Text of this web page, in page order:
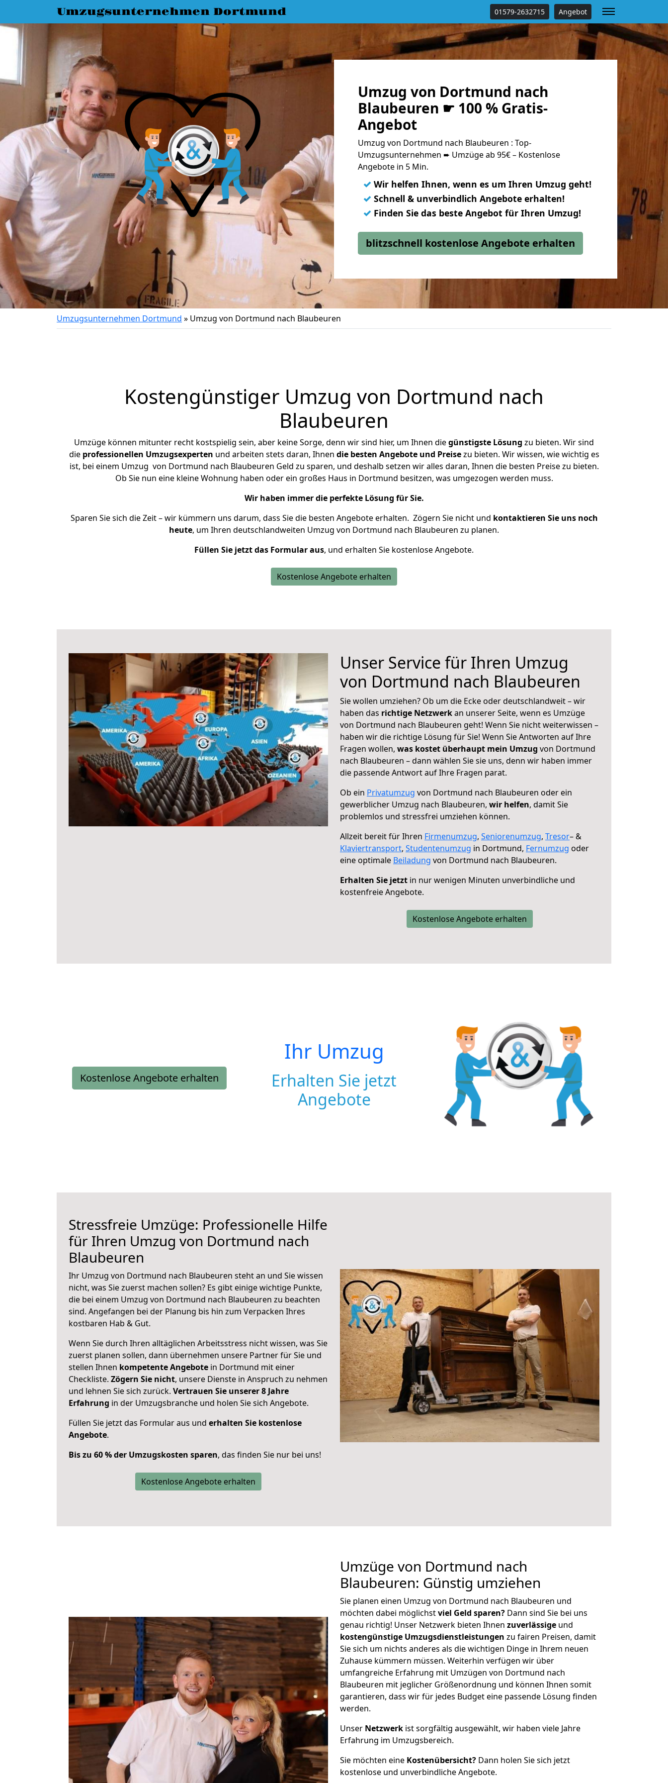
Umzugsunternehmen Dortmund 01579-2632715 Angebot
Umzug von Dortmund nach
Blaubeuren ☛ 100 % Gratis-
Angebot
Umzug von Dortmund nach Blaubeuren : Top-
Umzugsunternehmen ➨ Umzüge ab 95€ – Kostenlose
Angebote in 5 Min.
✓ Wir helfen Ihnen, wenn es um Ihren Umzug geht!
✓ Schnell & unverbindlich Angebote erhalten!
✓ Finden Sie das beste Angebot für Ihren Umzug!
blitzschnell kostenlose Angebote erhalten
Umzugsunternehmen Dortmund » Umzug von Dortmund nach Blaubeuren
Kostengünstiger Umzug von Dortmund nach
Blaubeuren
Umzüge können mitunter recht kostspielig sein, aber keine Sorge, denn wir sind hier, um Ihnen diegünstigste Lösung zu bieten. Wir sind
die professionellen Umzugsexperten und arbeiten stets daran, Ihnen die besten Angebote und Preisezu bieten. Wir wissen, wie wichtig es
ist, bei einem Umzug von Dortmund nach Blaubeuren Geld zu sparen, und deshalb setzen wir alles daran, Ihnen die besten Preise zu bieten.
Ob Sie nun eine kleine Wohnung haben oder ein großes Haus in Dortmund besitzen, was umgezogen werden muss.
Wir haben immer die perfekte Lösung für Sie.
Sparen Sie sich die Zeit – wir kümmern uns darum, dass Sie die besten Angebote erhalten. Zögern Sie nicht und kontaktieren Sie uns noch
heute, um Ihren deutschlandweiten Umzug von Dortmund nach Blaubeuren zu planen.
Füllen Sie jetzt das Formular aus, und erhalten Sie kostenlose Angebote.
Kostenlose Angebote erhalten
Unser Service für Ihren Umzug
von Dortmund nach Blaubeuren
Sie wollen umziehen? Ob um die Ecke oder deutschlandweit – wir
haben das richtige Netzwerkan unserer Seite, wenn es Umzüge
von Dortmund nach Blaubeuren geht! Wenn Sie nicht weiterwissen –
haben wir die richtige Lösung für Sie! Wenn Sie Antworten auf Ihre
Fragen wollen, was kostet überhaupt mein Umzug von Dortmund
nach Blaubeuren – dann wählen Sie sie uns, denn wir haben immer
die passende Antwort auf Ihre Fragen parat.
Ob ein Privatumzug von Dortmund nach Blaubeuren oder ein
gewerblicher Umzug nach Blaubeuren, wir helfen, damit Sie
problemlos und stressfrei umziehen können.
Allzeit bereit für Ihren Firmenumzug, Seniorenumzug, Tresor– &
Klaviertransport, Studentenumzug in Dortmund, Fernumzug oder
eine optimale Beiladung von Dortmund nach Blaubeuren.
Erhalten Sie jetzt in nur wenigen Minuten unverbindliche und
kostenfreie Angebote.
Kostenlose Angebote erhalten
Kostenlose Angebote erhalten
Ihr Umzug
Erhalten Sie jetzt
Angebote
Stressfreie Umzüge: Professionelle Hilfe
für Ihren Umzug von Dortmund nach
Blaubeuren
Ihr Umzug von Dortmund nach Blaubeuren steht an und Sie wissen
nicht, was Sie zuerst machen sollen? Es gibt einige wichtige Punkte,
die bei einem Umzug von Dortmund nach Blaubeuren zu beachten
sind. Angefangen bei der Planung bis hin zum Verpacken Ihres
kostbaren Hab & Gut.
Wenn Sie durch Ihren alltäglichen Arbeitsstress nicht wissen, was Sie
zuerst planen sollen, dann übernehmen unsere Partner für Sie und
stellen Ihnen kompetente Angebote in Dortmund mit einer
Checkliste. Zögern Sie nicht, unsere Dienste in Anspruch zu nehmen
und lehnen Sie sich zurück. Vertrauen Sie unserer 8 Jahre
Erfahrung in der Umzugsbranche und holen Sie sich Angebote.
Füllen Sie jetzt das Formular aus und erhalten Sie kostenlose
Angebote.
Bis zu 60 % der Umzugskosten sparen, das finden Sie nur bei uns!
Kostenlose Angebote erhalten
Umzüge von Dortmund nach
Blaubeuren: Günstig umziehen
Sie planen einen Umzug von Dortmund nach Blaubeuren und
möchten dabei möglichstviel Geld sparen? Dann sind Sie bei uns
genau richtig! Unser Netzwerk bieten Ihnen zuverlässige und
kostengünstige Umzugsdienstleistungen zu fairen Preisen, damit
Sie sich um nichts anderes als die wichtigen Dinge in Ihrem neuen
Zuhause kümmern müssen. Weiterhin verfügen wir über
umfangreiche Erfahrung mit Umzügen von Dortmund nach
Blaubeuren mit jeglicher Größenordnung und können Ihnen somit
garantieren, dass wir für jedes Budget eine passende Lösung finden
werden.
Unser Netzwerk ist sorgfältig ausgewählt, wir haben viele Jahre
Erfahrung im Umzugsbereich.
Sie möchten eine Kostenübersicht? Dann holen Sie sich jetzt
kostenlose und unverbindliche Angebote.